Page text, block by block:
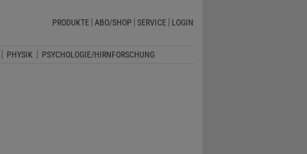
PRODUKTE ABO/SHOP SERVICE LOGIN
PHYSIK PSYCHOLOGIE/HIRNFORSCHUNG